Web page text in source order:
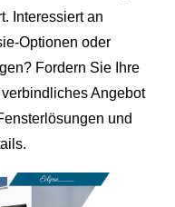
Interessiert an
oder
Fordern Sie Ihre
Angebot
und